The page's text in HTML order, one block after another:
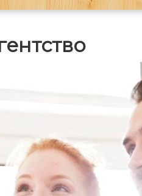
деревне
машине
часть
соток)
Один
5 лет,
пишите!